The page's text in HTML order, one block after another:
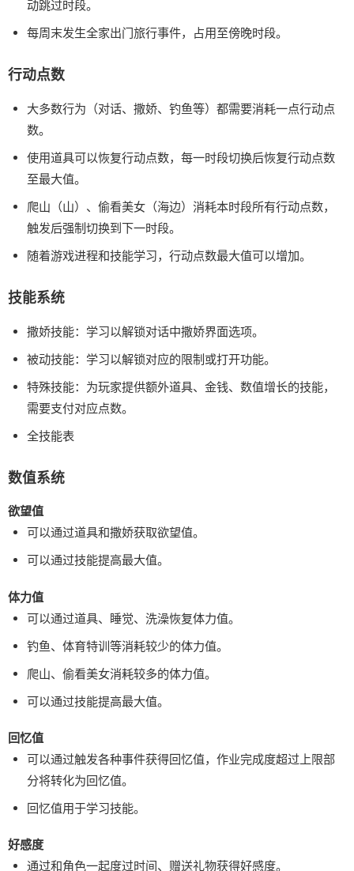
动跳过时段。
每周末发生全家出门旅行事件，占用至傍晚时段。
行动点数
大多数行为（对话、撒娇、钓鱼等）都需要消耗一点行动点
数。
使用道具可以恢复行动点数，每一时段切换后恢复行动点数
至最大值。
爬山（山）、偷看美女（海边）消耗本时段所有行动点数，
触发后强制切换到下一时段。
随着游戏进程和技能学习，行动点数最大值可以增加。
技能系统
撒娇技能：学习以解锁对话中撒娇界面选项。
被动技能：学习以解锁对应的限制或打开功能。
特殊技能：为玩家提供额外道具、金钱、数值增长的技能，
需要支付对应点数。
全技能表
数值系统
欲望值
可以通过道具和撒娇获取欲望值。
可以通过技能提高最大值。
体力值
可以通过道具、睡觉、洗澡恢复体力值。
钓鱼、体育特训等消耗较少的体力值。
爬山、偷看美女消耗较多的体力值。
可以通过技能提高最大值。
回忆值
可以通过触发各种事件获得回忆值，作业完成度超过上限部
分将转化为回忆值。
回忆值用于学习技能。
好感度
通过和角色一起度过时间、赠送礼物获得好感度。